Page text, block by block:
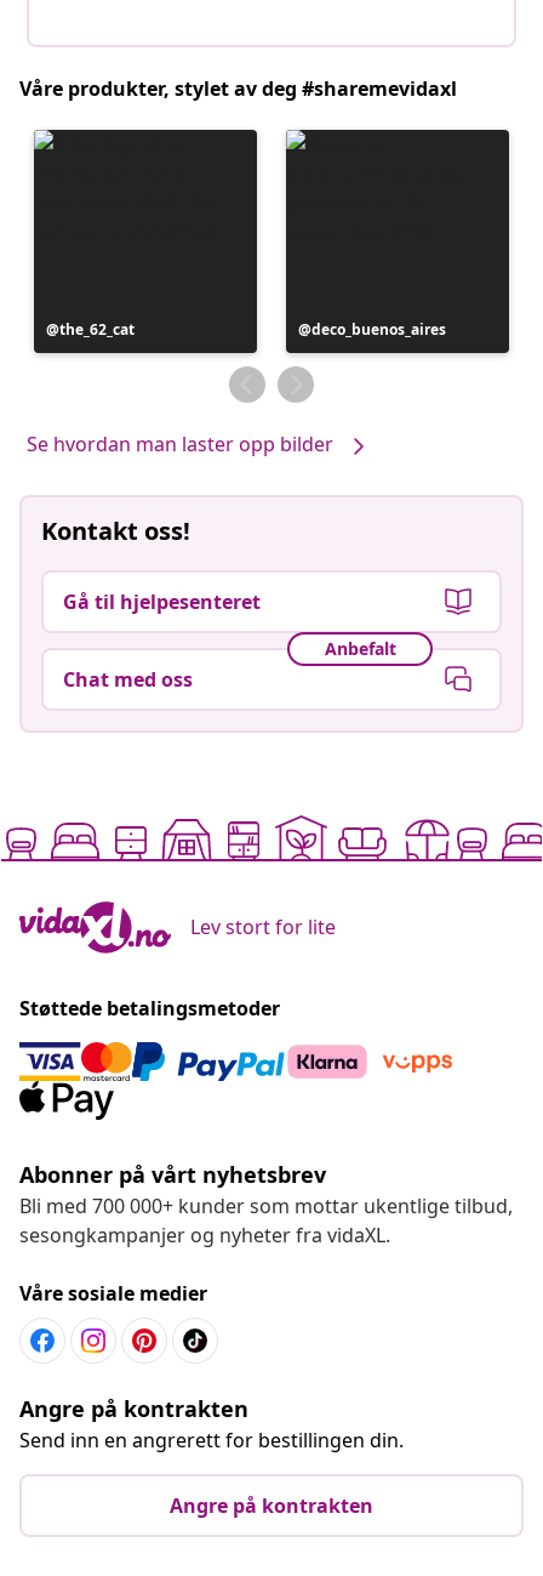
Våre produkter, stylet av deg #sharemevidaxl
Innlegg
publisert
the_62_cat
Innlegg
publisert
av
deco_buenos_aires
Se hvordan man laster opp bilder
Kontakt oss!
Gå til hjelpesenteret
Anbefalt
Chat med oss
Lev stort for lite
Støttede betalingsmetoder
Abonner på vårt nyhetsbrev
Bli med 700 000+ kunder som mottar ukentlige tilbud,
sesongkampanjer og nyheter fra vidaXL.
Våre sosiale medier
Angre på kontrakten
Send inn en angrerett for bestillingen din.
Angre på kontrakten